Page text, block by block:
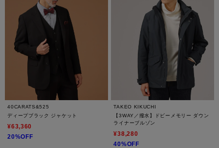
40CARATS&525
ディープブラック ジャケット
¥63,360
20%OFF
TAKEO KIKUCHI
【3WAY／撥水】ドビーメモリー ダウン
ライナーブルゾン
¥38,280
40%OFF